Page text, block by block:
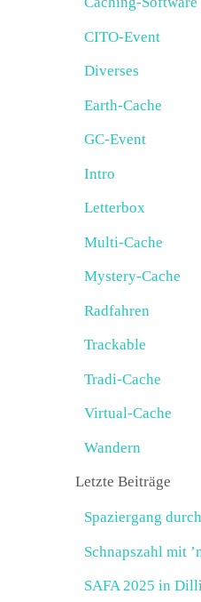
CITO-Event
Diverses
Earth-Cache
GC-Event
Intro
Letterbox
Multi-Cache
Mystery-Cache
Radfahren
Trackable
Tradi-Cache
Virtual-Cache
Wandern
Letzte Beiträge
Spaziergang
Schnapszahl mit
SAFA 2025 in